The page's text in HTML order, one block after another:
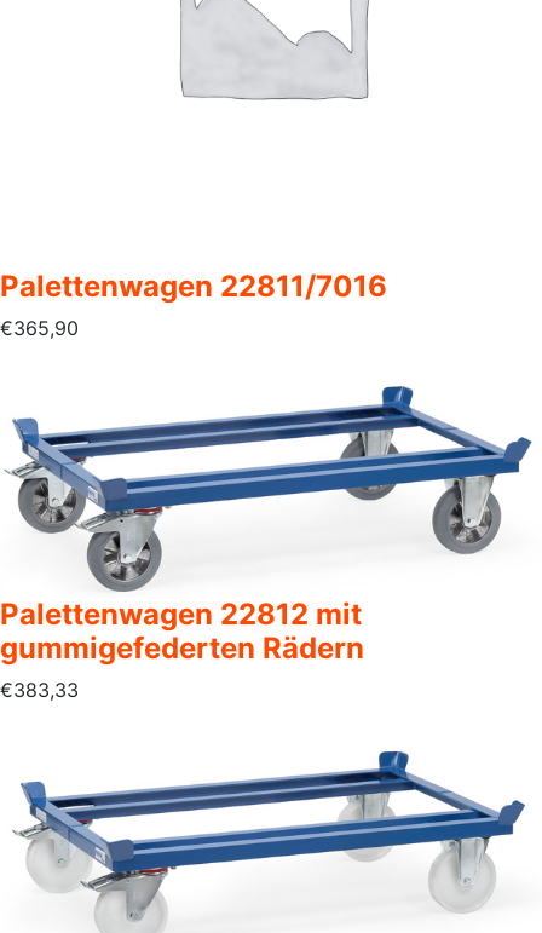
Palettenwagen 22811/7016
€365,90
Palettenwagen 22812 mit
gummigefederten Rädern
€383,33